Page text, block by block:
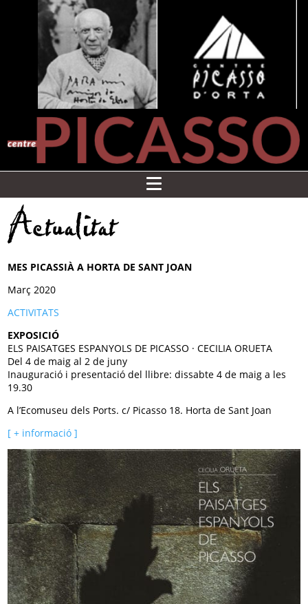
Actualitat
MES PICASSIÀ A HORTA DE SANT JOAN
Març 2020
ACTIVITATS
EXPOSICIÓ
ELS PAISATGES ESPANYOLS DE PICASSO · CECILIA ORUETA
Del 4 de maig al 2 de juny
Inauguració i presentació del llibre: dissabte 4 de maig a les
19.30
A l’Ecomuseu dels Ports. c/ Picasso 18. Horta de Sant Joan
[ + informació ]